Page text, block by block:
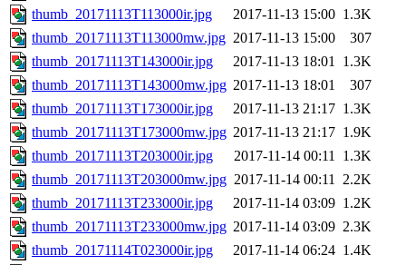
thumb_20171113T113000ir.jpg
2017-11-13 15:00 1.3K
thumb_20171113T113000mw.jpg 2017-11-13 15:00
307
thumb_20171113T143000ir.jpg
2017-11-13 18:01 1.3K
thumb_20171113T143000mw.jpg 2017-11-13 18:01
307
thumb_20171113T173000ir.jpg
2017-11-13 21:17 1.3K
thumb_20171113T173000mw.jpg 2017-11-13 21:17 1.9K
thumb_20171113T203000ir.jpg
2017-11-14 00:11 1.3K
thumb_20171113T203000mw.jpg 2017-11-14 00:11 2.2K
thumb_20171113T233000ir.jpg
2017-11-14 03:09 1.2K
thumb_20171113T233000mw.jpg 2017-11-14 03:09 2.3K
thumb_20171114T023000ir.jpg
2017-11-14 06:24 1.4K